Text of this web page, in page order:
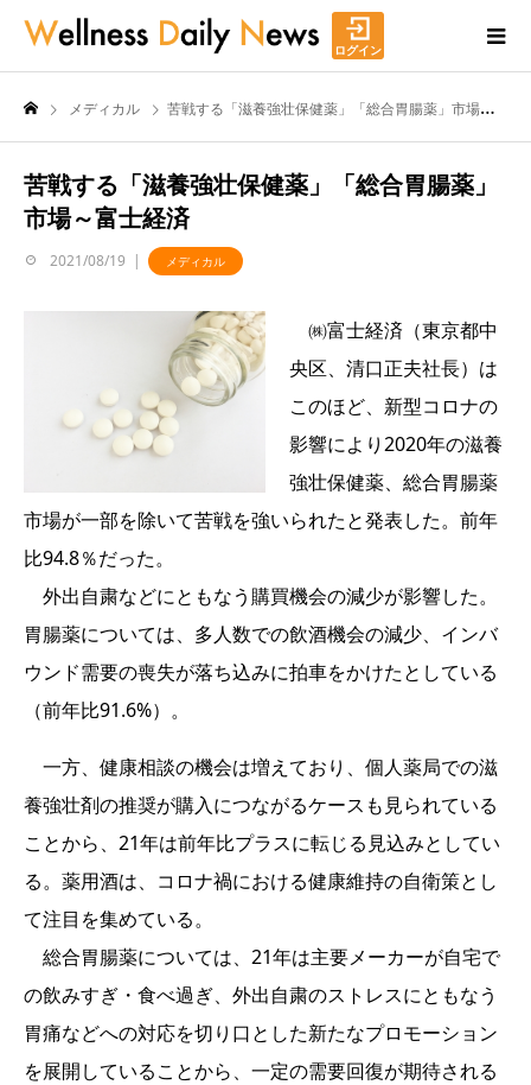
ログイン
メディカル 苦戦する「滋養強壮保健薬」「総合胃腸薬」市場～富士経済
苦戦する「滋養強壮保健薬」「総合胃腸薬」
市場～富士経済
2021/08/19 メディカル
㈱富士経済（東京都中
央区、清口正夫社長）は
このほど、新型コロナの
影響により2020年の滋養
強壮保健薬、総合胃腸薬
市場が一部を除いて苦戦を強いられたと発表した。前年
比94.8％だった。
外出自粛などにともなう購買機会の減少が影響した。
胃腸薬については、多人数での飲酒機会の減少、インバ
ウンド需要の喪失が落ち込みに拍車をかけたとしている
（前年比91.6%）。
一方、健康相談の機会は増えており、個人薬局での滋
養強壮剤の推奨が購入につながるケースも見られている
ことから、21年は前年比プラスに転じる見込みとしてい
る。薬用酒は、コロナ禍における健康維持の自衛策とし
て注目を集めている。
総合胃腸薬については、21年は主要メーカーが自宅で
の飲みすぎ・食べ過ぎ、外出自粛のストレスにともなう
胃痛などへの対応を切り口とした新たなプロモーション
を展開していることから、一定の需要回復が期待される